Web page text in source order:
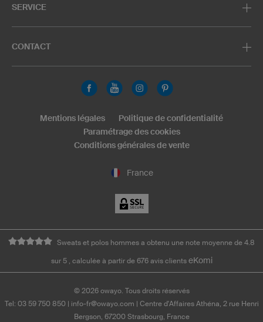
SERVICE
CONTACT
France
Mentions légales
Politique de confidentialité
Paramétrage des cookies
Conditions générales de vente
Sweats et polos hommes a obtenu une note moyenne de 4.8
sur 5 , calculée à partir de 676 avis clients eKomi
© 2026owayo. Tous droits réservés
Tel: 03 59 750 850| info-fr@owayo.com | Centre d'Affaires Athéna, 2 rue Henri
Bergson, 67200 Strasbourg, France